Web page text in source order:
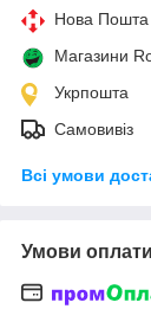
Нова Пошта
Магазини
Укрпошта
Самовивіз
Всі умови
Умови оплати